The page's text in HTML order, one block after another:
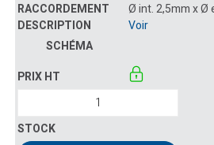
Ø int. 2,5mm x Ø
Voir